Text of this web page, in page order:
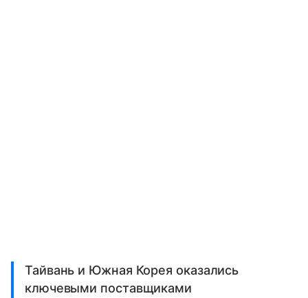
Тайвань и Южная Корея оказались
ключевыми поставщиками